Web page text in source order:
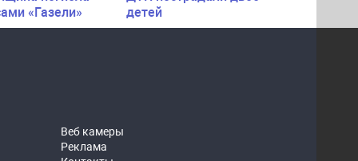
«Газели»
детей
Веб камеры
Реклама